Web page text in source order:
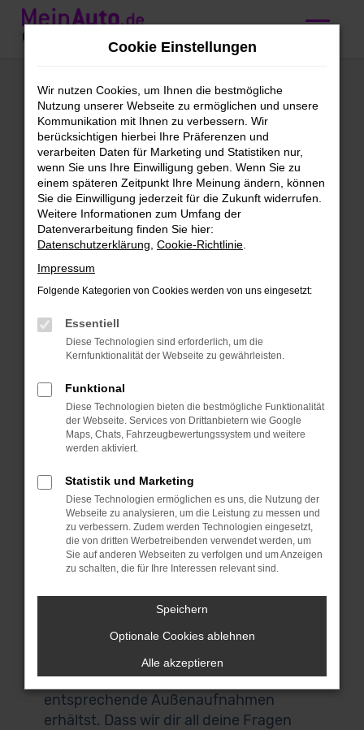
Zum
Hauptinhalt
Audi Q3
Gebrauchtwagen
kaufen mit
Lieferservice nach
Karlsruhe
direkt zu dir nach Karlsruhe
Schön, dass du uns gefunden hast. Bei
dieser Gelegenheit kannst du dich gleich
bei unseren Audi Q3 Gebrauchtwagen
für dich finden. Wenn du aus Karlsruhe
oder der Umgebung kommst, laden wir
dich herzlich zu uns nach Garching ein.
Das liegt bei München und ist über die
Autobahn perfekt zu erreichen. Keine
Zeit? Keine Lust? Kein Problem! Wir
bieten dir einen Lieferservice direkt nach
Karlsruhe und auf Wunsch vor deine
Haustür. Auch für den Autokauf
brauchst du deine eigenen vier Wände
nicht zu verlassen. Alle Audi Q3
Gebrauchtwagen in unserem Sortiment
lassen sich digital scannen und
darstellen, sodass du sowohl ein 360°
Panorama des Innenraums als auch
entsprechende Außenaufnahmen
erhältst. Dass wir dir all deine Fragen
Cookie Einstellungen
Wir nutzen Cookies, um Ihnen die bestmögliche
Nutzung unserer Webseite zu ermöglichen und unsere
Kommunikation mit Ihnen zu verbessern. Wir
berücksichtigen hierbei Ihre Präferenzen und
verarbeiten Daten für Marketing und Statistiken nur,
wenn Sie uns Ihre Einwilligung geben. Wenn Sie zu
einem späteren Zeitpunkt Ihre Meinung ändern, können
Sie die Einwilligung jederzeit für die Zukunft widerrufen.
Weitere Informationen zum Umfang der
Datenverarbeitung finden Sie hier:
Datenschutzerklärung Cookie-Richtlinie
Impressum
Folgende Kategorien von Cookies werden von uns eingesetzt:
Essentiell
Diese Technologien sind erforderlich, um die
Kernfunktionalität der Webseite zu gewährleisten.
Funktional
Diese Technologien bieten die bestmögliche Funktionalität
der Webseite. Services von Drittanbietern wie Google
Maps, Chats, Fahrzeugbewertungssystem und weitere
werden aktiviert.
Statistik und Marketing
Diese Technologien ermöglichen es uns, die Nutzung der
Webseite zu analysieren, um die Leistung zu messen und
zu verbessern. Zudem werden Technologien eingesetzt,
die von dritten Werbetreibenden verwendet werden, um
Sie auf anderen Webseiten zu verfolgen und um Anzeigen
zu schalten, die für Ihre Interessen relevant sind.
Speichern
Optionale Cookies ablehnen
Alle akzeptieren